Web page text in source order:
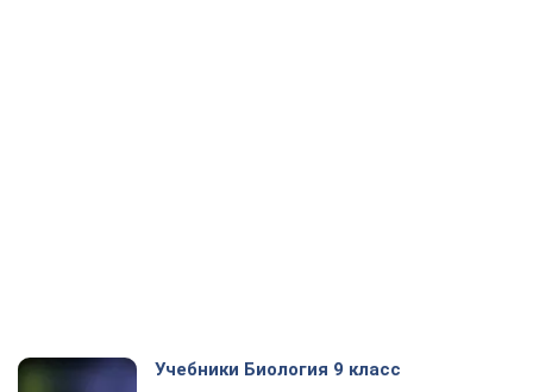
Учебники Биология 9 класс